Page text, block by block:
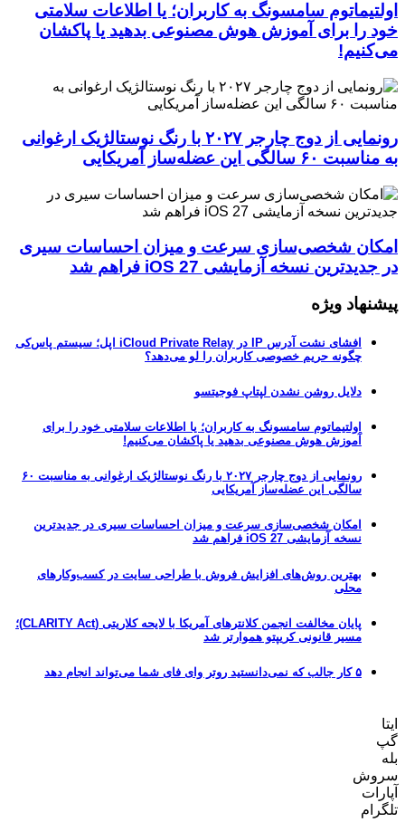
اولتیماتوم سامسونگ به کاربران؛ یا اطلاعات سلامتی
خود را برای آموزش هوش مصنوعی بدهید یا پاکشان
می‌کنیم!
رونمایی از دوج چارجر ۲۰۲۷ با رنگ نوستالژیک ارغوانی
به مناسبت ۶۰ سالگی این عضله‌ساز آمریکایی
امکان شخصی‌سازی سرعت و میزان احساسات سیری
در جدیدترین نسخه آزمایشی iOS 27 فراهم شد
پیشنهاد ویژه
افشای نشت آدرس IP در iCloud Private Relay اپل؛ سیستم پاس‌کی
چگونه حریم خصوصی کاربران را لو می‌دهد؟
دلایل روشن نشدن لپتاپ فوجیتسو
اولتیماتوم سامسونگ به کاربران؛ یا اطلاعات سلامتی خود را برای
آموزش هوش مصنوعی بدهید یا پاکشان می‌کنیم!
رونمایی از دوج چارجر ۲۰۲۷ با رنگ نوستالژیک ارغوانی به مناسبت ۶۰
سالگی این عضله‌ساز آمریکایی
امکان شخصی‌سازی سرعت و میزان احساسات سیری در جدیدترین
نسخه آزمایشی iOS 27 فراهم شد
بهترین روش‌های افزایش فروش با طراحی سایت در کسب‌وکارهای
محلی
پایان مخالفت انجمن کلانترهای آمریکا با لایحه کلاریتی (CLARITY Act)؛
مسیر قانونی کریپتو هموارتر شد
۵ کار جالب که نمی‌دانستید روتر وای فای شما می‌تواند انجام دهد
ایتا
گپ
بله
سروش
آپارات
تلگرام